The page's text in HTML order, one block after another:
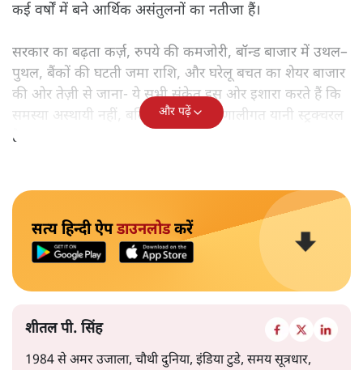
कई वर्षों में बने आर्थिक असंतुलनों का नतीजा हैं।
सरकार का बढ़ता कर्ज़, रुपये की कमजोरी, बॉन्ड बाजार में उथल–
पुथल, बैंकों की घटती जमा राशि, और घरेलू बचत का शेयर बाजार
की ओर तेज़ी से जाना- ये सभी संकेत इस ओर इशारा करते हैं कि
समस्या अस्थायी नहीं, बल्कि गहरी और प्रणालीगत यानी स्ट्रक्चरल
है।
और पढ़ें
सत्य हिन्दी ऐपडाउनलोडकरें
शीतल पी. सिंह
1984 से अमर उजाला, चौथी दुनिया, इंडिया टुडे, समय सूत्रधार,